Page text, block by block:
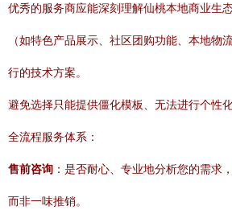
优秀的服务商应能深刻理解仙桃本地商业生
（如特色产品展示、社区团购功能、本地物
行的技术方案。
避免选择只能提供僵化模板、无法进行个性
全流程服务体系：
售前咨询 ：是否耐心、专业地分析您的需求
而非一味推销。